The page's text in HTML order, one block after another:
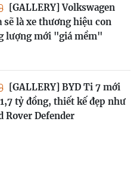
[GALLERY] Volkswagen
sẽ là xe thương hiệu con
lượng mới "giá mềm"
[GALLERY] BYD Ti 7 mới
tỷ đồng, thiết kế đẹp như
Rover Defender